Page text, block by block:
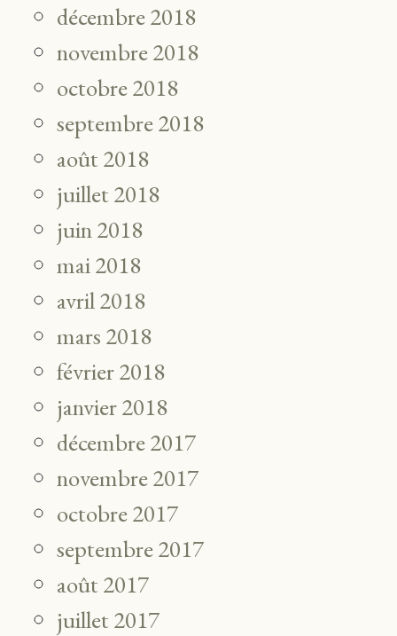
décembre 2018
novembre 2018
octobre 2018
septembre 2018
août 2018
juillet 2018
juin 2018
mai 2018
avril 2018
mars 2018
février 2018
janvier 2018
décembre 2017
novembre 2017
octobre 2017
septembre 2017
août 2017
juillet 2017